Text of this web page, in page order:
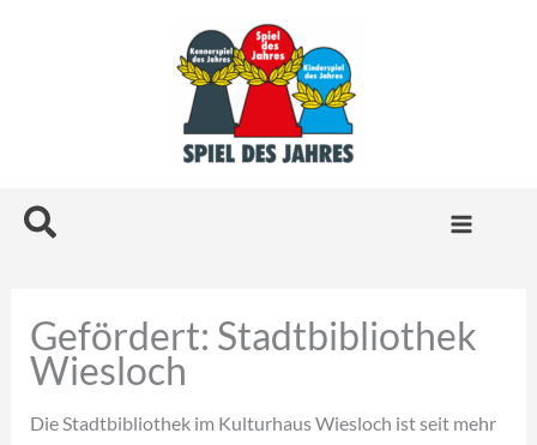
Suchen
Gefördert: Stadtbibliothek
Wiesloch
Die Stadtbibliothek im Kulturhaus Wiesloch ist seit mehr